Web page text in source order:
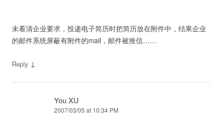
未看清企业要求，投递电子简历时把简历放在附件中，结果企业
的邮件系统屏蔽有附件的mail，邮件被推信……
Reply ↓
You XU
2007/03/05 at 10:34 PM